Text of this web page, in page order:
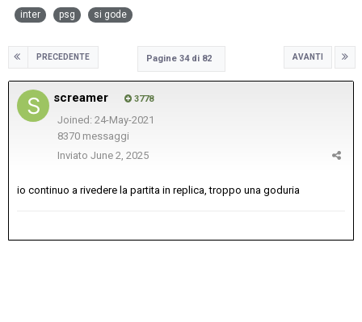
inter psg si gode
PRECEDENTE AVANTI
Pagine 34 di 82
screamer 3778
Joined: 24-May-2021
8370 messaggi
Inviato June 2, 2025
io continuo a rivedere la partita in replica, troppo una goduria